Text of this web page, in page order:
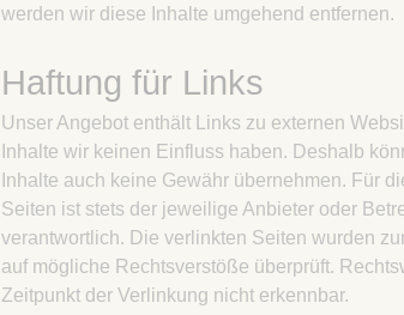
werden wir diese Inhalte umgehend entfernen.
Haftung für Links
Unser Angebot enthält Links zu externen
Inhalte wir keinen Einfluss haben. Deshalb
Inhalte auch keine Gewähr übernehmen. Für
Seiten ist stets der jeweilige Anbieter oder
verantwortlich. Die verlinkten Seiten wurden
auf mögliche Rechtsverstöße überprüft.
Zeitpunkt der Verlinkung nicht erkennbar.